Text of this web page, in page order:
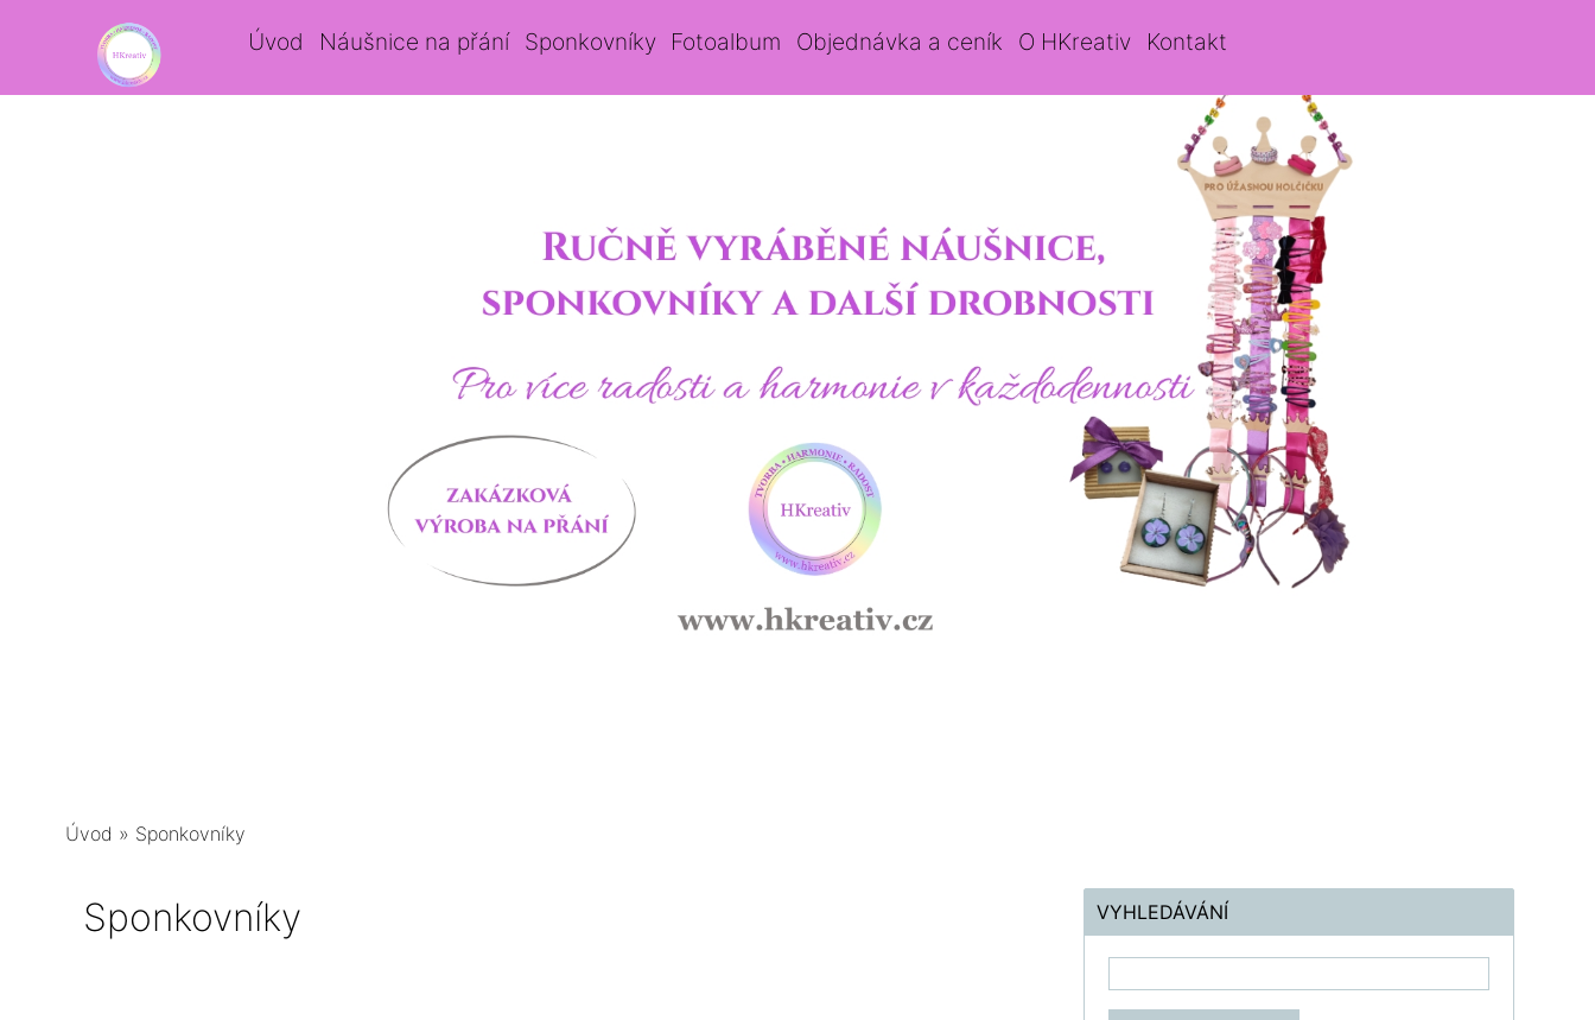
Úvod Náušnice na přání Sponkovníky Fotoalbum Objednávka a ceník O HKreativ Kontakt
Úvod » Sponkovníky
Sponkovníky VYHLEDÁVÁNÍ